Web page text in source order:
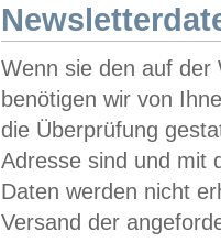
Wenn sie den auf der
benötigen wir von
die Überprüfung
Adresse sind und mit
Daten werden nicht
Versand der